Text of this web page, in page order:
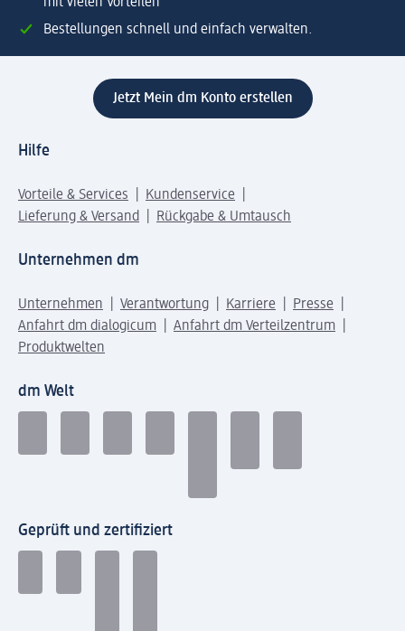
Bestellungen schnell und einfach verwalten.
Jetzt Mein dm Konto erstellen
Hilfe
Vorteile & Services
Kundenservice
Lieferung & Versand
Rückgabe & Umtausch
Unternehmen dm
Unternehmen Verantwortung Karriere
Presse
Anfahrt dm dialogicum
Anfahrt dm Verteilzentrum
Produktwelten
dm Welt
Geprüft und zertifiziert